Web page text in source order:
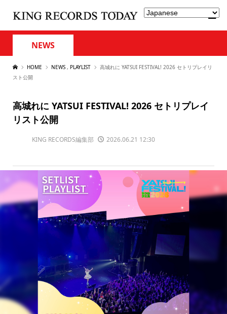
NEWS
HOME NEWS , PLAYLIST
高城れに YATSUI FESTIVAL! 2026 セトリプレイリ
スト公開
高城れに YATSUI FESTIVAL! 2026 セトリプレイ
リスト公開
KING RECORDS編集部 2026.06.21 12:30